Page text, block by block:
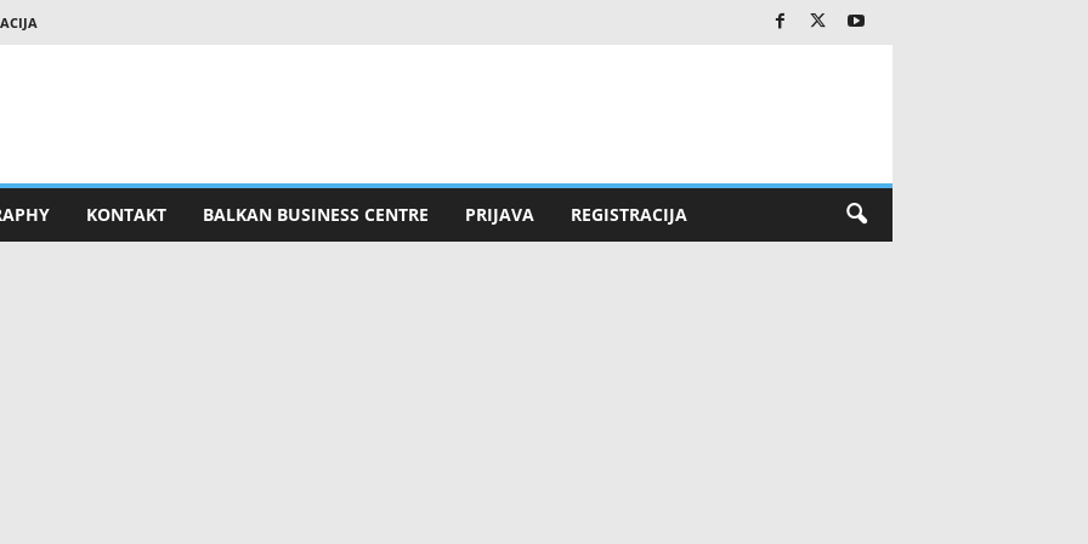
KONTAKT BALKAN BUSINESS CENTRE PRIJAVA REGISTRACIJA